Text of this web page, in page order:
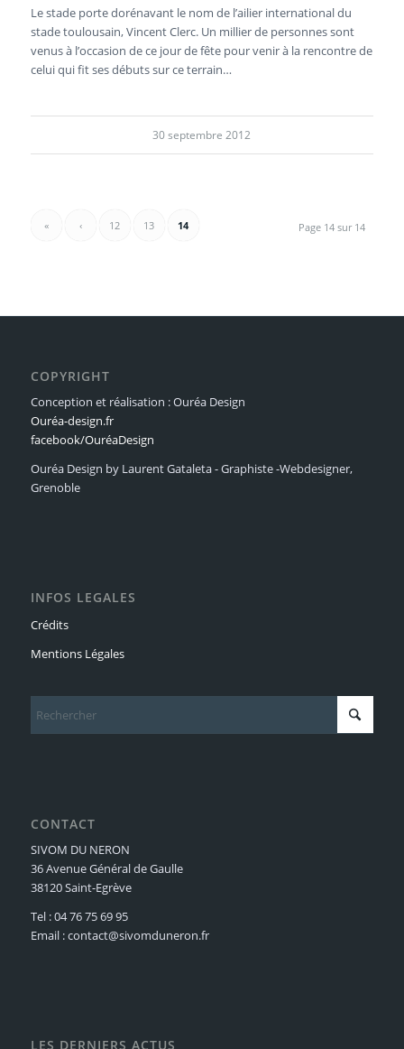
Le stade porte dorénavant le nom de l’ailier international du
stade toulousain, Vincent Clerc. Un millier de personnes sont
venus à l’occasion de ce jour de fête pour venir à la rencontre de
celui qui fit ses débuts sur ce terrain…
30 septembre 2012
Page 14 sur 14
« ‹ 12 13 14
COPYRIGHT
Conception et réalisation : Ouréa Design
Ouréa-design.fr
facebook/OuréaDesign
Ouréa Design by Laurent Gataleta - Graphiste -Webdesigner,
Grenoble
INFOS LEGALES
Crédits
Mentions Légales
CONTACT
SIVOM DU NERON
36 Avenue Général de Gaulle
38120 Saint-Egrève
Tel : 04 76 75 69 95
Email : contact@sivomduneron.fr
LES DERNIERS ACTUS